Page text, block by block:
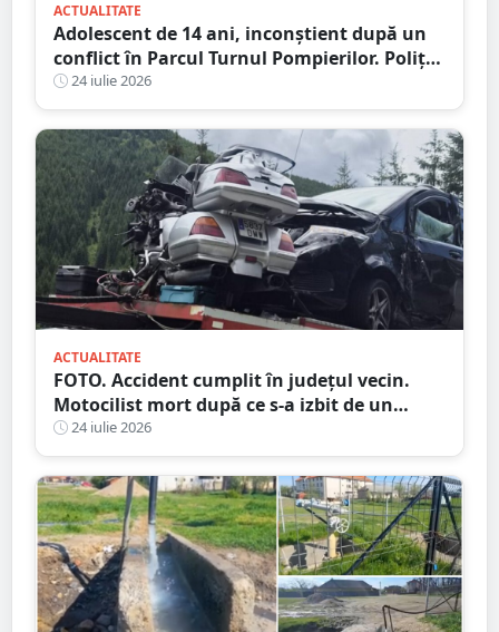
ACTUALITATE
Adolescent de 14 ani, inconștient după un
conflict în Parcul Turnul Pompierilor. Poliția
a deschis dosar penal
24 iulie 2026
ACTUALITATE
FOTO. Accident cumplit în județul vecin.
Motocilist mort după ce s-a izbit de un
copac și un microbuz
24 iulie 2026